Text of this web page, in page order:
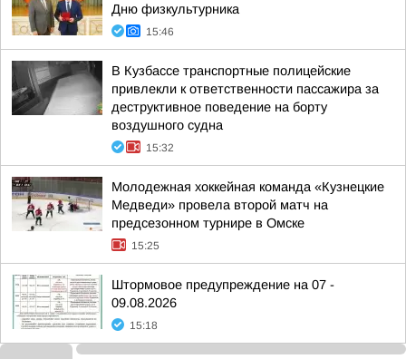
Дню физкультурника
15:46
В Кузбассе транспортные полицейские
привлекли к ответственности пассажира за
деструктивное поведение на борту
воздушного судна
15:32
Молодежная хоккейная команда «Кузнецкие
Медведи» провела второй матч на
предсезонном турнире в Омске
15:25
Штормовое предупреждение на 07 -
09.08.2026
15:18